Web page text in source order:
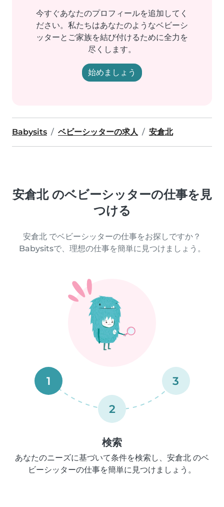
今すぐあなたのプロフィールを追加してく
ださい。私たちはあなたのようなベビーシ
ッターとご家族を結び付けるために全力を
尽くします。
始めましょう
Babysits ベビーシッターの求人 安倉北
安倉北 のベビーシッターの仕事を見
つける
安倉北 でベビーシッターの仕事をお探しですか？
Babysitsで、理想の仕事を簡単に見つけましょう。
1
2
3
検索
あなたのニーズに基づいて条件を検索し、安倉北 のベ
ビーシッターの仕事を簡単に見つけましょう。